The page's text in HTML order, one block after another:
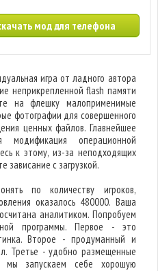
мод для телефона
игра от ладного автора
неприкрепленной flash памяти
на флешку малоприменимые
фотографии для совершенного
ценных файлов. Главнейшее
модификация операционной
к этому, из-за неподходящих
зависание с загрузкой.
по количеству игроков,
оказалось 480000. Ваша
аналитиком. Попробуем
программы. Первое - это
Второе - продуманный и
Третье - удобно размещенные
мы запускаем себе хорошую